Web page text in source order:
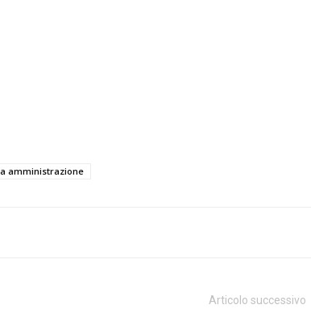
amministrazione
Articolo successivo